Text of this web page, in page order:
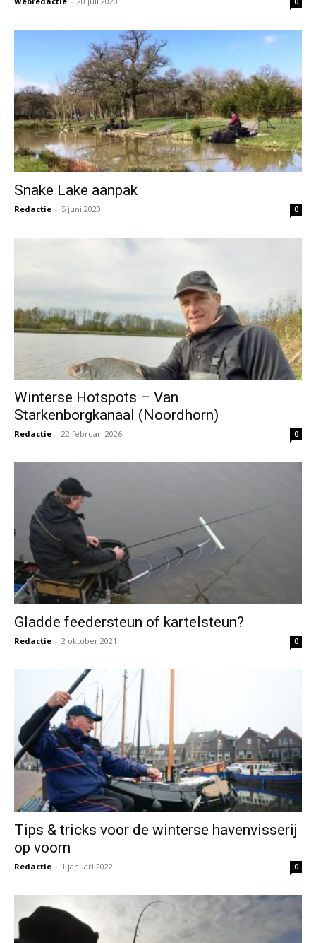
Snake Lake aanpak
Redactie - 5 juni 2020 0
Winterse Hotspots – Van
Starkenborgkanaal (Noordhorn)
Redactie - 22 februari 2026 0
Gladde feedersteun of kartelsteun?
Redactie - 2 oktober 2021 0
Tips & tricks voor de winterse havenvisserij
op voorn
Redactie - 1 januari 2022 0